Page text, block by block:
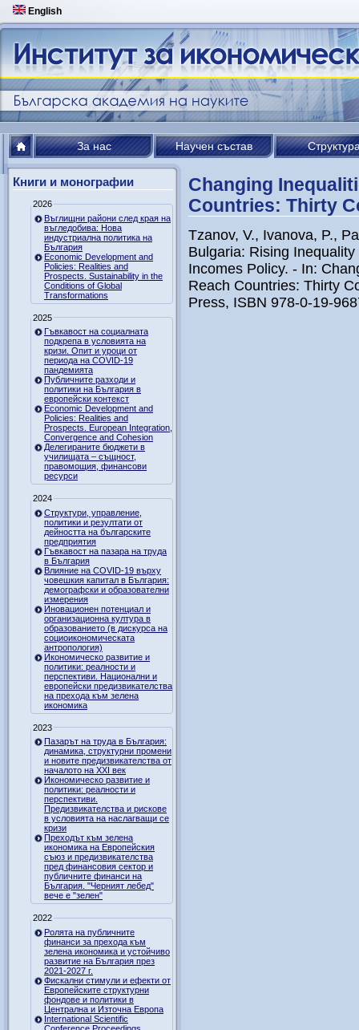
English
За нас Научен състав
Книги и монографии
2026
Въглищни райони след края на
въгледобива: Нова
индустриална политика на
България
Economic Development and
Policies: Realities and
Prospects. Sustainability in the
Conditions of Global
Transformations
2025
Гъвкавост на социалната
подкрепа в условията на
кризи. Опит и уроци от
периода на COVID-19
пандемията
Публичните разходи и
политики на България в
европейски контекст
Economic Development and
Policies: Realities and
Prospects. European Integration,
Convergence and Cohesion
Делегираните бюджети в
училищата – същност,
правомощия, финансови
ресурси
2024
Структури, управление,
политики и резултати от
дейността на българските
предприятия
Гъвкавост на пазара на труда
в България
Влияние на COVID-19 върху
човешкия капитал в България:
демографски и образователни
измерения
Иновационен потенциал и
организационна култура в
образованието (в дискурса на
социоикономическата
антропология)
Икономическо развитие и
политики: реалности и
перспективи. Национални и
европейски предизвикателства
на прехода към зелена
икономика
2023
Пазарът на труда в България:
динамика, структурни промени
и новите предизвикателства от
началото на XXI век
Икономическо развитие и
политики: реалности и
перспективи.
Предизвикателства и рискове
в условията на наслагващи се
кризи
Преходът към зелена
икономика на Европейския
съюз и предизвикателства
пред финансовия сектор и
публичните финанси на
България. "Черният лебед"
вече е "зелен"
2022
Ролята на публичните
финанси за прехода към
зелена икономика и устойчиво
развитие на България през
2021-2027 г.
Фискални стимули и ефекти от
Европейските структурни
фондове и политики в
Централна и Източна Европа
International Scientific
Conference Proceedings
Changing
Countries: Thirty
Tzanov, V., Ivanova, P.,
Bulgaria: Rising
Incomes Policy. - In:
Reach Countries: Thirty
Press, ISBN 978-0-19-